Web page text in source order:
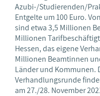
Azubi-/Studierenden/
Entgelte um 100 Euro.
sind etwa 3,5 Millionen
Millionen
Hessen, das eigene
Millionen Beamtinnen
Länder und Kommunen.
Verhandlungsrunde
am 27./28. November